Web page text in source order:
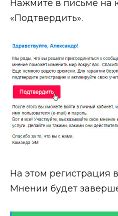
Нажмите в письме на
«Подтвердить».
На этом регистрация
Мнении будет